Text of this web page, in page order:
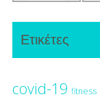
Ετικέτες
covid-19 fitness